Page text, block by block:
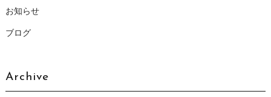
お知らせ
ブログ
Archive